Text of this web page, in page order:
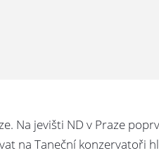
Na jevišti ND v Praze
na Taneční konzervatoři